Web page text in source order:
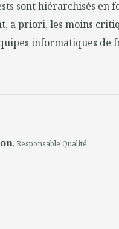
sont hiérarchisés en
a priori, les moins
informatiques
, Responsable Qualité